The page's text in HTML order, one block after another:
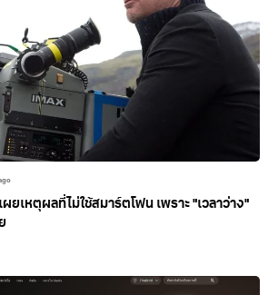
ยเหตุผลที่ไม่ใช้สมาร์ตโฟน เพราะ "เวลาว่าง"